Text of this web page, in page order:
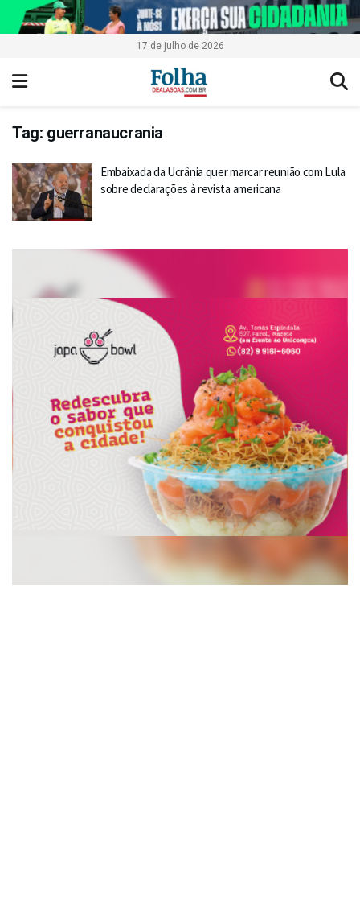
17 de julho de 2026
Tag: guerranaucrania
Embaixada da Ucrânia quer marcar reunião com Lula
sobre declarações à revista americana